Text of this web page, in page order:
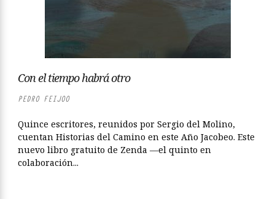
Con el tiempo habrá otro
PEDRO FEIJOO
Quince escritores, reunidos por Sergio del Molino,
cuentan Historias del Camino en este Año Jacobeo. Este
nuevo libro gratuito de Zenda —el quinto en
colaboración...